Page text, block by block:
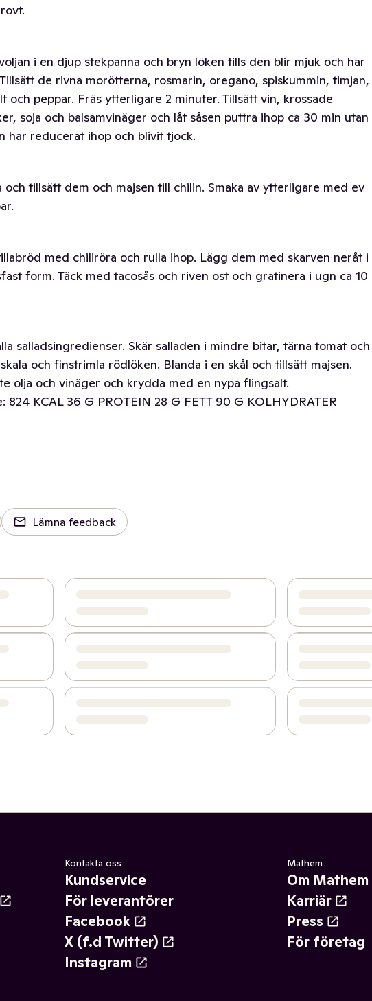
i en djup stekpanna och bryn löken tills den blir mjuk och har
de rivna morötterna, rosmarin, oregano, spiskummin, timjan,
och peppar. Fräs ytterligare 2 minuter. Tillsätt vin, krossade
soja och balsamvinäger och låt såsen puttra ihop ca 30 min utan
har reducerat ihop och blivit tjock.
och tillsätt dem och majsen till chilin. Smaka av ytterligare med ev
med chiliröra och rulla ihop. Lägg dem med skarven neråt i
form. Täck med tacosås och riven ost och gratinera i ugn ca 10
salladsingredienser. Skär salladen i mindre bitar, tärna tomat och
och finstrimla rödlöken. Blanda i en skål och tillsätt majsen.
olja och vinäger och krydda med en nypa flingsalt.
824 KCAL 36 G PROTEIN 28 G FETT 90 G KOLHYDRATER
Lämna feedback
Kontakta oss
Kundservice
För leverantörer
Facebook
X (f.d Twitter)
Instagram
Mathem
Om Mathem
Karriär
Press
För företag